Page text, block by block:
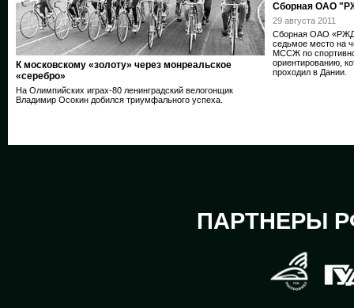
К московскому «золоту» через монреальское
«серебро»
На Олимпийских играх-80 ленинградский велогонщик
Владимир Осокин добился триумфального успеха.
Сборная ОАО
29 августа 2011
Сборная ОАО
седьмое место на
МССЖ по
ориентированию,
проходил в Дании.
ПАРТНЕРЫ